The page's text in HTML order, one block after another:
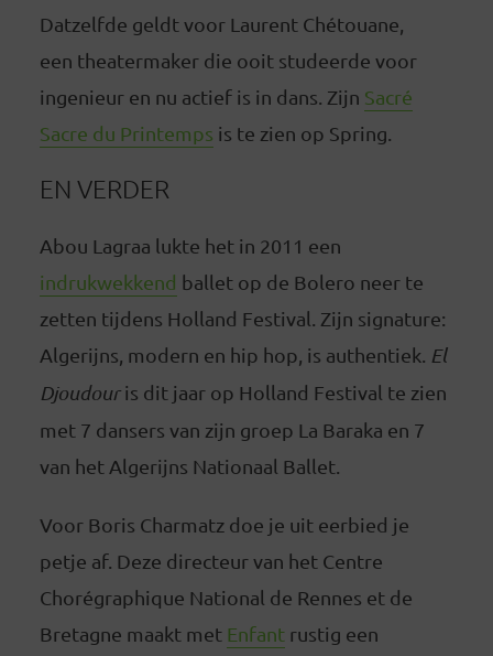
Datzelfde geldt voor Laurent Chétouane,
een theatermaker die ooit studeerde voor
ingenieur en nu actief is in dans. Zijn Sacré
Sacre du Printemps is te zien op Spring.
EN VERDER
Abou Lagraa lukte het in 2011 een
indrukwekkend ballet op de Bolero neer te
zetten tijdens Holland Festival. Zijn signature:
Algerijns, modern en hip hop, is authentiek. El
Djoudouris dit jaar op Holland Festival te zien
met 7 dansers van zijn groep La Baraka en 7
van het Algerijns Nationaal Ballet.
Voor Boris Charmatz doe je uit eerbied je
petje af. Deze directeur van het Centre
Chorégraphique National de Rennes et de
Bretagne maakt met Enfantrustig een